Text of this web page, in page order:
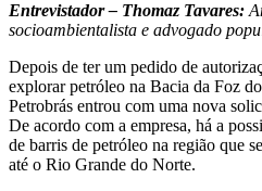
Entrevistador – Thomaz Tavares:
socioambientalista e advogado
Depois de ter um pedido de
explorar petróleo na Bacia da Foz
Petrobrás entrou com uma nova
De acordo com a empresa, há a
de barris de petróleo na região que
até o Rio Grande do Norte.